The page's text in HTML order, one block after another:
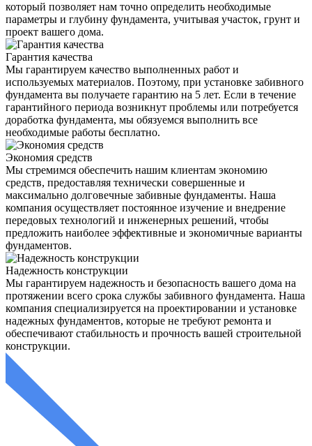
который позволяет нам точно определить необходимые
параметры и глубину фундамента, учитывая участок, грунт и
проект вашего дома.
Гарантия качества
Мы гарантируем качество выполненных работ и
используемых материалов. Поэтому, при установке забивного
фундамента вы получаете гарантию на 5 лет. Если в течение
гарантийного периода возникнут проблемы или потребуется
доработка фундамента, мы обязуемся выполнить все
необходимые работы бесплатно.
Экономия средств
Мы стремимся обеспечить нашим клиентам экономию
средств, предоставляя технически совершенные и
максимально долговечные забивные фундаменты. Наша
компания осуществляет постоянное изучение и внедрение
передовых технологий и инженерных решений, чтобы
предложить наиболее эффективные и экономичные варианты
фундаментов.
Надежность конструкции
Мы гарантируем надежность и безопасность вашего дома на
протяжении всего срока службы забивного фундамента. Наша
компания специализируется на проектировании и установке
надежных фундаментов, которые не требуют ремонта и
обеспечивают стабильность и прочность вашей строительной
конструкции.